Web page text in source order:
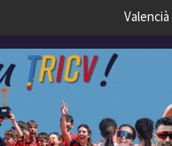
Valencià